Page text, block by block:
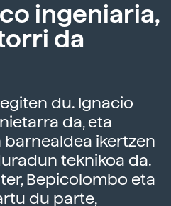
ingeniaria,
da
du. Ignacio
da, eta
barnealdea ikertzen
teknikoa da.
Bepicolombo eta
du parte,